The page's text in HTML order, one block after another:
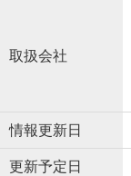
取扱会社
情報更新日
更新予定日